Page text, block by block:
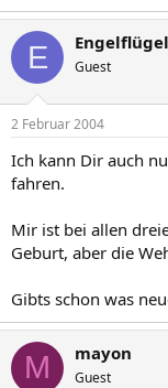
E Engelflügel
Guest
2 Februar 2004
Ich kann Dir auch
fahren.
Mir ist bei allen
Geburt, aber die
Gibts schon was
M mayon
Guest